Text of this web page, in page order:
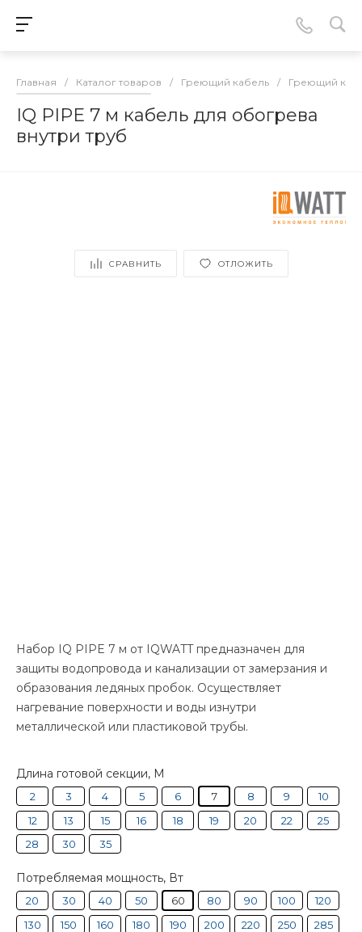
Главная / Каталог товаров / Греющий кабель / Греющий
IQ PIPE 7 м кабель для обогрева
внутри труб
СРАВНИТЬ ОТЛОЖИТЬ
Набор IQ PIPE 7 м от IQWATT предназначен для
защиты водопровода и канализации от замерзания и
образования ледяных пробок. Осуществляет
нагревание поверхности и воды изнутри
металлической или пластиковой трубы.
Длина готовой секции, М
2 3 4 5 6 7 8 9
10
12
13 15 16 18 19 20 22
25
28
30 35
Потребляемая мощность, Вт
20 30 40 50 60 80 90 100
120
130
150 160 180 190 200 220 250
285